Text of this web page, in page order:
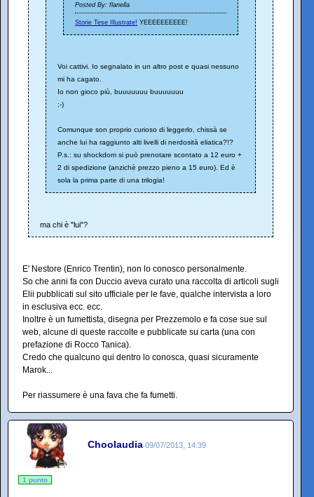
Posted By: flanella
Storie Tese Illustrate! YEEEEEEEEEE!
Voi cattivi. Io segnalato in un altro post e quasi nessuno
mi ha cagato.
Io non gioco più, buuuuuuu buuuuuuu
;-)
Comunque son proprio curioso di leggerlo, chissà se
anche lui ha raggiunto alti livelli di nerdosità eliatica?!?
P.s.: su shockdom si può prenotare scontato a 12 euro +
2 di spedizione (anzichè prezzo pieno a 15 euro). Ed è
sola la prima parte di una trilogia!
ma chi è "lui"?
E' Nestore (Enrico Trentin), non lo conosco personalmente.
So che anni fa con Duccio aveva curato una raccolta di articoli sugli
Elii pubblicati sul sito ufficiale per le fave, qualche intervista a loro
in esclusiva ecc. ecc.
Inoltre è un fumettista, disegna per Prezzemolo e fa cose sue sul
web, alcune di queste raccolte e pubblicate su carta (una con
prefazione di Rocco Tanica).
Credo che qualcuno qui dentro lo conosca, quasi sicuramente
Marok...
Per riassumere è una fava che fa fumetti.
Choolaudia 09/07/2013, 14:39
1 punto